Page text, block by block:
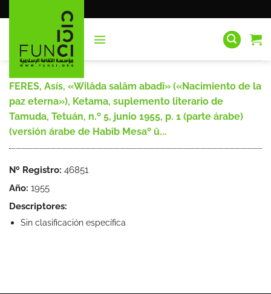
al
FERES, Asís, «Wilâda salâm abadî» («Nacimiento de la
paz eterna»), Ketama, suplemento literario de
Tamuda, Tetuán, n.º 5, junio 1955, p. 1 (parte árabe)
(versión árabe de Habîb Mesaº û...
Nº Registro: 46851
Año: 1955
Descriptores:
Sin clasificación específica